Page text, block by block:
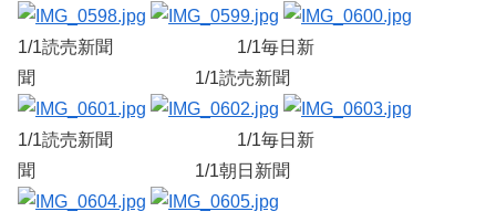
1/1読売新聞 1/1毎日新
聞 1/1読売新聞
1/1読売新聞 1/1毎日新
聞 1/1朝日新聞